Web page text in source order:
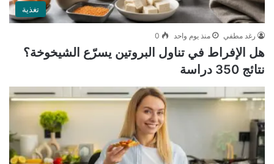
تغذية
رغد مطفي منذ يوم واحد 0
هل الإفراط في تناول البروتين يسرّع الشيخوخة؟
نتائج 350 دراسة